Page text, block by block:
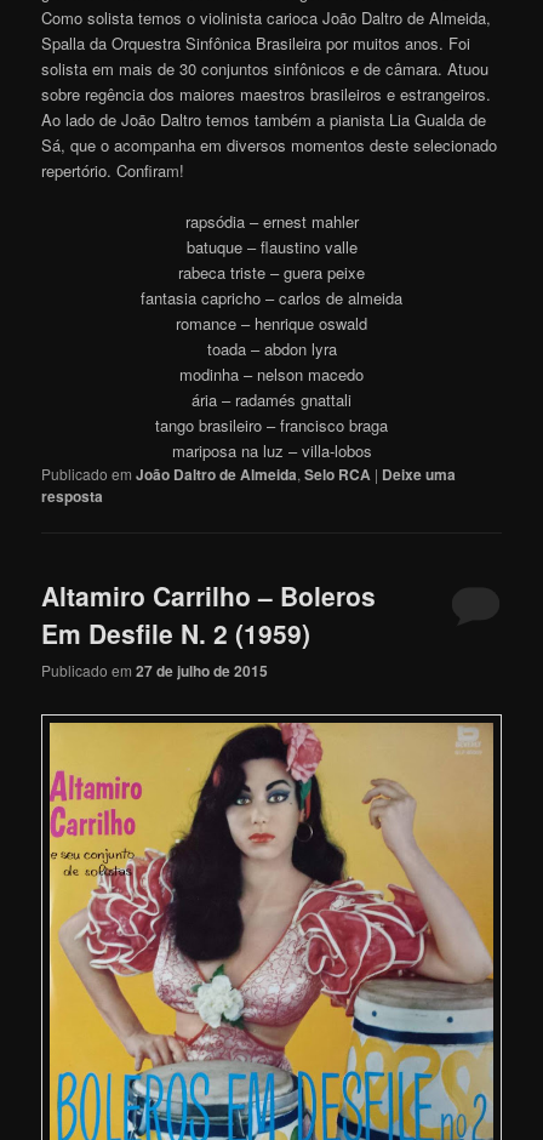
Como solista temos o violinista carioca João Daltro de Almeida,
Spalla da Orquestra Sinfônica Brasileira por muitos anos. Foi
solista em mais de 30 conjuntos sinfônicos e de câmara. Atuou
sobre regência dos maiores maestros brasileiros e estrangeiros.
Ao lado de João Daltro temos também a pianista Lia Gualda de
Sá, que o acompanha em diversos momentos deste selecionado
repertório. Confiram!
rapsódia – ernest mahler
batuque – flaustino valle
rabeca triste – guera peixe
fantasia capricho – carlos de almeida
romance – henrique oswald
toada – abdon lyra
modinha – nelson macedo
ária – radamés gnattali
tango brasileiro – francisco braga
mariposa na luz – villa-lobos
Publicado em João Daltro de Almeida,Selo RCA | Deixe uma
resposta
Altamiro Carrilho – Boleros
Em Desfile N. 2 (1959)
Publicado em27 de julho de 2015